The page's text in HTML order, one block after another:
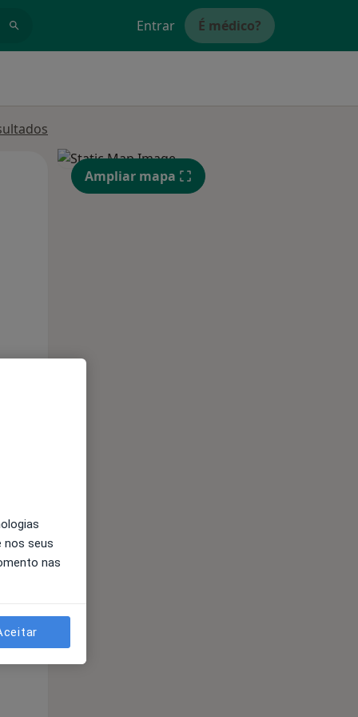
Entrar É médico?
Segunda-feira Ter, Qua
12 Ago
10 Ago
Ampliar mapa
nos seus
nas